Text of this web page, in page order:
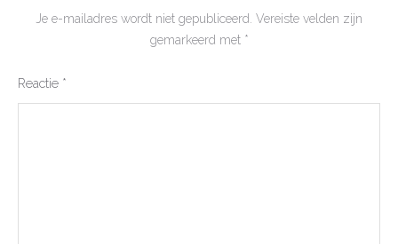
Je e-mailadres wordt niet gepubliceerd. Vereiste velden zijn
gemarkeerd met *
Reactie *